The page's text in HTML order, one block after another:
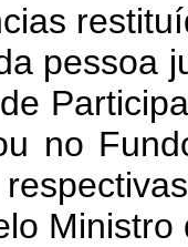
pessoa
no
Ministro